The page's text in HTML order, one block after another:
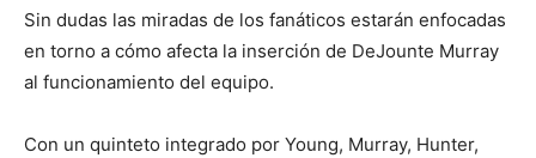
Sin dudas las miradas de los fanáticos estarán enfocadas
en torno a cómo afecta la inserción de DeJounte Murray
al funcionamiento del equipo.
Con un quinteto integrado por Young, Murray, Hunter,